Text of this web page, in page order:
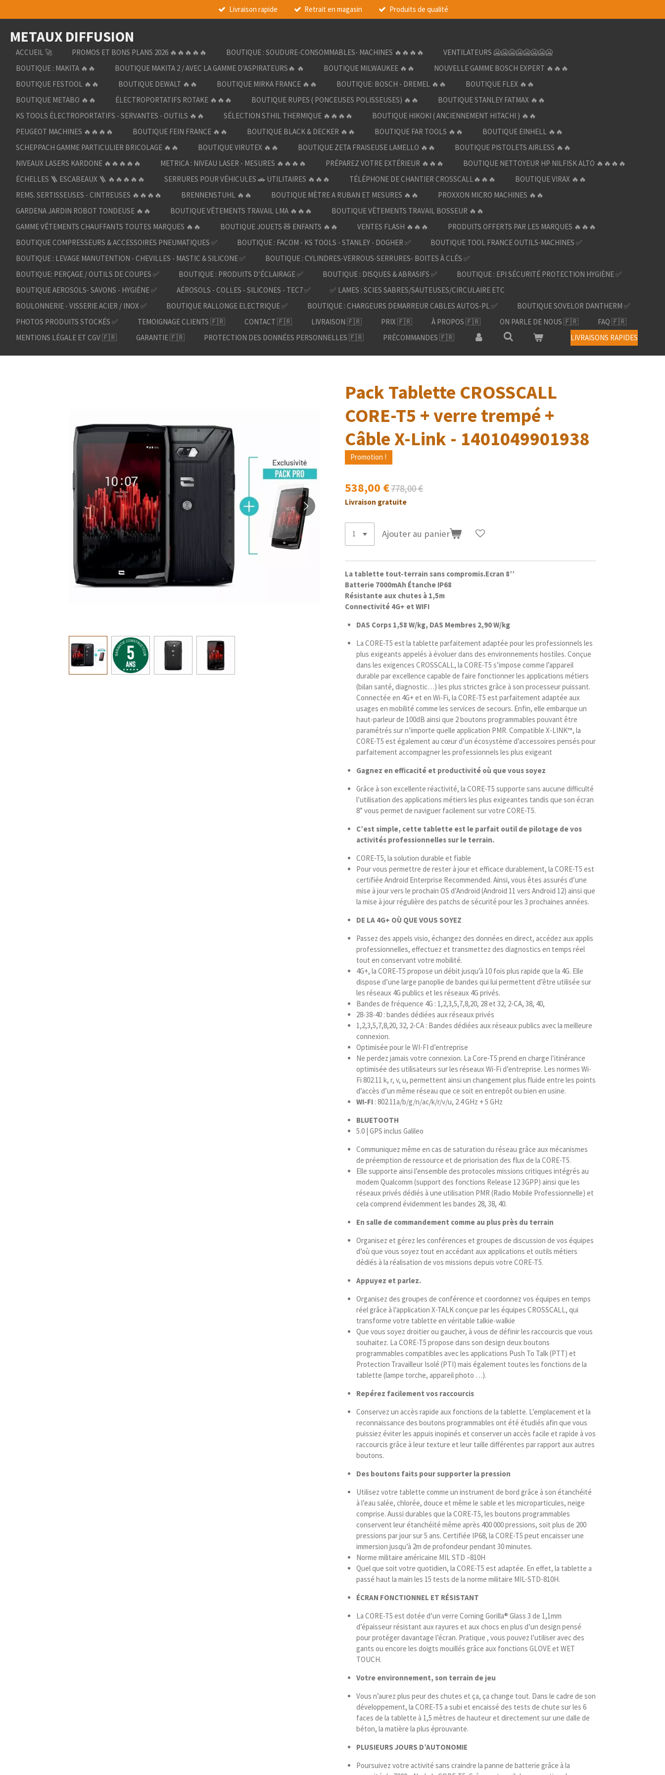
au
contenu
principal
Livraison rapide Retrait en magasin Produits de qualité
METAUX DIFFUSION
ACCUEIL 🚀 PROMOS ET BONS PLANS 2026 🔥🔥🔥🔥🔥 BOUTIQUE : SOUDURE-CONSOMMABLES- MACHINES 🔥🔥🔥🔥
VENTILATEURS 🥶🥶🥶🥶🥶🥶🥶🥶
BOUTIQUE : MAKITA 🔥🔥
BOUTIQUE MAKITA 2 / AVEC LA GAMME D’ASPIRATEURS🔥 🔥 BOUTIQUE MILWAUKEE 🔥🔥
NOUVELLE GAMME BOSCH EXPERT 🔥🔥🔥
BOUTIQUE FESTOOL 🔥🔥
BOUTIQUE DEWALT 🔥🔥 BOUTIQUE MIRKA FRANCE 🔥🔥 BOUTIQUE: BOSCH - DREMEL 🔥🔥
BOUTIQUE FLEX 🔥🔥
BOUTIQUE METABO 🔥🔥
ÉLECTROPORTATIFS ROTAKE 🔥🔥🔥 BOUTIQUE RUPES ( PONCEUSES POLISSEUSES) 🔥🔥
BOUTIQUE STANLEY FATMAX 🔥🔥
KS TOOLS ÉLECTROPORTATIFS - SERVANTES - OUTILS 🔥🔥
SÉLECTION STHIL THERMIQUE 🔥🔥🔥🔥
BOUTIQUE HIKOKI ( ANCIENNEMENT HITACHI ) 🔥🔥
PEUGEOT MACHINES 🔥🔥🔥🔥
BOUTIQUE FEIN FRANCE 🔥🔥 BOUTIQUE BLACK & DECKER 🔥🔥 BOUTIQUE FAR TOOLS 🔥🔥
BOUTIQUE EINHELL 🔥🔥
SCHEPPACH GAMME PARTICULIER BRICOLAGE 🔥🔥
BOUTIQUE VIRUTEX 🔥🔥 BOUTIQUE ZETA FRAISEUSE LAMELLO 🔥🔥
BOUTIQUE PISTOLETS AIRLESS 🔥🔥
NIVEAUX LASERS KARDONE 🔥🔥🔥🔥🔥
METRICA : NIVEAU LASER - MESURES 🔥🔥🔥🔥 PRÉPAREZ VOTRE EXTÉRIEUR 🔥🔥🔥
BOUTIQUE NETTOYEUR HP NILFISK ALTO 🔥🔥🔥🔥
ÉCHELLES 🪜 ESCABEAUX 🪜 🔥🔥🔥🔥🔥
SERRURES POUR VÉHICULES 🚗 UTILITAIRES 🔥🔥🔥 TÉLÉPHONE DE CHANTIER CROSSCALL🔥🔥🔥
BOUTIQUE VIRAX 🔥🔥
REMS. SERTISSEUSES - CINTREUSES 🔥🔥🔥🔥
BRENNENSTUHL 🔥🔥 BOUTIQUE MÈTRE A RUBAN ET MESURES 🔥🔥
PROXXON MICRO MACHINES 🔥🔥
GARDENA JARDIN ROBOT TONDEUSE 🔥🔥
BOUTIQUE VÊTEMENTS TRAVAIL LMA 🔥🔥🔥
BOUTIQUE VÊTEMENTS TRAVAIL BOSSEUR 🔥🔥
GAMME VÊTEMENTS CHAUFFANTS TOUTES MARQUES 🔥🔥
BOUTIQUE JOUETS 🧸 ENFANTS 🔥🔥 VENTES FLASH 🔥🔥🔥
PRODUITS OFFERTS PAR LES MARQUES 🔥🔥🔥
BOUTIQUE COMPRESSEURS & ACCESSOIRES PNEUMATIQUES ✅
BOUTIQUE : FACOM - KS TOOLS - STANLEY - DOGHER ✅
BOUTIQUE TOOL FRANCE OUTILS-MACHINES ✅
BOUTIQUE : LEVAGE MANUTENTION - CHEVILLES - MASTIC & SILICONE ✅
BOUTIQUE : CYLINDRES-VERROUS-SERRURES- BOITES À CLÉS ✅
BOUTIQUE: PERÇAGE / OUTILS DE COUPES ✅
BOUTIQUE : PRODUITS D’ÉCLAIRAGE ✅ BOUTIQUE : DISQUES & ABRASIFS ✅
BOUTIQUE : EPI SÉCURITÉ PROTECTION HYGIÈNE ✅
BOUTIQUE AEROSOLS- SAVONS - HYGIÈNE ✅
AÉROSOLS - COLLES - SILICONES - TEC7 ✅
✅ LAMES : SCIES SABRES/SAUTEUSES/CIRCULAIRE ETC
BOULONNERIE - VISSERIE ACIER / INOX ✅
BOUTIQUE RALLONGE ELECTRIQUE ✅ BOUTIQUE : CHARGEURS DEMARREUR CABLES AUTOS-PL ✅
BOUTIQUE SOVELOR DANTHERM ✅
PHOTOS PRODUITS STOCKÉS ✅
TEMOIGNAGE CLIENTS 🇫🇷 CONTACT 🇫🇷 LIVRAISON 🇫🇷 PRIX 🇫🇷 À PROPOS 🇫🇷 ON PARLE DE NOUS 🇫🇷
FAQ 🇫🇷
MENTIONS LÉGALE ET CGV 🇫🇷
GARANTIE 🇫🇷 PROTECTION DES DONNÉES PERSONNELLES 🇫🇷 PRÉCOMMANDES 🇫🇷 LIVRAISONS RAPIDES
Pack Tablette CROSSCALL
CORE-T5 + verre trempé +
Câble X-Link - 1401049901938
Promotion !
538,00 €778,00 €
Livraison gratuite
Ajouter au panier
La tablette tout-terrain sans compromis.Ecran 8’’
Batterie 7000mAh Étanche IP68
Résistante aux chutes à 1,5m
Connectivité 4G+ et WIFI
DAS Corps 1,58 W/kg, DAS Membres 2,90 W/kg
La CORE-T5 est la tablette parfaitement adaptée pour les professionnels les
plus exigeants appelés à évoluer dans des environnements hostiles. Conçue
dans les exigences CROSSCALL, la CORE-T5 s’impose comme l’appareil
durable par excellence capable de faire fonctionner les applications métiers
(bilan santé, diagnostic…) les plus strictes grâce à son processeur puissant.
Connectée en 4G+ et en Wi-Fi, la CORE-T5 est parfaitement adaptée aux
usages en mobilité comme les services de secours. Enfin, elle embarque un
haut-parleur de 100dB ainsi que 2 boutons programmables pouvant être
paramétrés sur n’importe quelle application PMR. Compatible X-LINK™, la
CORE-T5 est également au cœur d’un écosystème d’accessoires pensés pour
parfaitement accompagner les professionnels les plus exigeant
Gagnez en efficacité et productivité où que vous soyez
Grâce à son excellente réactivité, la CORE-T5 supporte sans aucune difficulté
l’utilisation des applications métiers les plus exigeantes tandis que son écran
8” vous permet de naviguer facilement sur votre CORE-T5.
C’est simple, cette tablette est le parfait outil de pilotage de vos
activités professionnelles sur le terrain.
CORE-T5, la solution durable et fiable
Pour vous permettre de rester à jour et efficace durablement, la CORE-T5 est
certifiée Android Enterprise Recommended. Ainsi, vous êtes assurés d’une
mise à jour vers le prochain OS d’Android (Android 11 vers Android 12) ainsi que
la mise à jour régulière des patchs de sécurité pour les 3 prochaines années.
DE LA 4G+ OÙ QUE VOUS SOYEZ
Passez des appels visio, échangez des données en direct, accédez aux applis
professionnelles, effectuez et transmettez des diagnostics en temps réel
tout en conservant votre mobilité.
4G+, la CORE-T5 propose un débit jusqu’à 10 fois plus rapide que la 4G. Elle
dispose d’une large panoplie de bandes qui lui permettent d’être utilisée sur
les réseaux 4G publics et les réseaux 4G privés.
Bandes de fréquence 4G : 1,2,3,5,7,8,20, 28 et 32, 2-CA, 38, 40,
28-38-40 : bandes dédiées aux réseaux privés
1,2,3,5,7,8,20, 32, 2-CA : Bandes dédiées aux réseaux publics avec la meilleure
connexion.
Optimisée pour le WI-FI d’entreprise
Ne perdez jamais votre connexion. La Core-T5 prend en charge l’itinérance
optimisée des utilisateurs sur les réseaux Wi-Fi d’entreprise. Les normes Wi-
Fi 802.11 k, r, v, u, permettent ainsi un changement plus fluide entre les points
d’accès d’un même réseau que ce soit en entrepôt ou bien en usine.
WI-FI: 802.11a/b/g/n/ac/k/r/v/u, 2.4 GHz + 5 GHz
BLUETOOTH
5.0 | GPS inclus Galileo
Communiquez même en cas de saturation du réseau grâce aux mécanismes
de préemption de ressource et de priorisation des flux de la CORE-T5.
Elle supporte ainsi l’ensemble des protocoles missions critiques intégrés au
modem Qualcomm (support des fonctions Release 12 3GPP) ainsi que les
réseaux privés dédiés à une utilisation PMR (Radio Mobile Professionnelle) et
cela comprend évidemment les bandes 28, 38, 40.
En salle de commandement comme au plus près du terrain
Organisez et gérez les conférences et groupes de discussion de vos équipes
d’où que vous soyez tout en accédant aux applications et outils métiers
dédiés à la réalisation de vos missions depuis votre CORE-T5.
Appuyez et parlez.
Organisez des groupes de conférence et coordonnez vos équipes en temps
réel grâce à l’application X-TALK conçue par les équipes CROSSCALL, qui
transforme votre tablette en véritable talkie-walkie
Que vous soyez droitier ou gaucher, à vous de définir les raccourcis que vous
souhaitez. La CORE-T5 propose dans son design deux boutons
programmables compatibles avec les applications Push To Talk (PTT) et
Protection Travailleur Isolé (PTI) mais également toutes les fonctions de la
tablette (lampe torche, appareil photo …).
Repérez facilement vos raccourcis
Conservez un accès rapide aux fonctions de la tablette. L’emplacement et la
reconnaissance des boutons programmables ont été étudiés afin que vous
puissiez éviter les appuis inopinés et conserver un accès facile et rapide à vos
raccourcis grâce à leur texture et leur taille différentes par rapport aux autres
boutons.
Des boutons faits pour supporter la pression
Utilisez votre tablette comme un instrument de bord grâce à son étanchéité
à l’eau salée, chlorée, douce et même le sable et les microparticules, neige
comprise. Aussi durables que la CORE-T5, les boutons programmables
conservent leur étanchéité même après 400 000 pressions, soit plus de 200
pressions par jour sur 5 ans. Certifiée IP68, la CORE-T5 peut encaisser une
immersion jusqu’à 2m de profondeur pendant 30 minutes.
Norme militaire américaine MIL STD –810H
Quel que soit votre quotidien, la CORE-T5 est adaptée. En effet, la tablette a
passé haut la main les 15 tests de la norme militaire MIL-STD-810H.
ÉCRAN FONCTIONNEL ET RÉSISTANT
La CORE-T5 est dotée d’un verre Corning Gorilla® Glass 3 de 1,1mm
d’épaisseur résistant aux rayures et aux chocs en plus d’un design pensé
pour protéger davantage l’écran. Pratique , vous pouvez l’utiliser avec des
gants ou encore les doigts mouillés grâce aux fonctions GLOVE et WET
TOUCH.
Votre environnement, son terrain de jeu
Vous n’aurez plus peur des chutes et ça, ça change tout. Dans le cadre de son
développement, la CORE-T5 a subi et encaissé des tests de chute sur les 6
faces de la tablette à 1,5 mètres de hauteur et directement sur une dalle de
béton, la matière la plus éprouvante.
PLUSIEURS JOURS D’AUTONOMIE
Poursuivez votre activité sans craindre la panne de batterie grâce à la